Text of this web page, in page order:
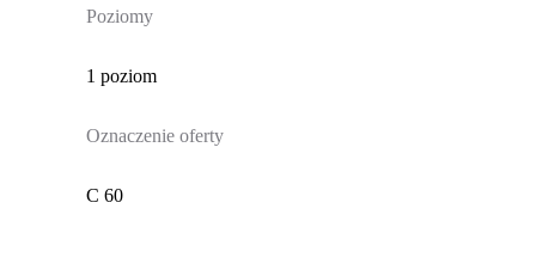
Poziomy
1 poziom
Oznaczenie oferty
C 60